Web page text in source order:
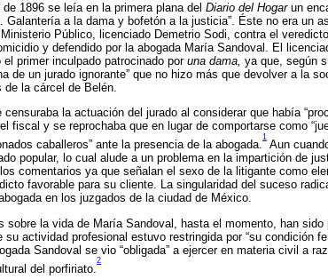
1896 se leía en la primera plana del Diario del Hogarun
Galantería a la dama y bofetón a la justicia”. Éste no era un
Público, licenciado Demetrio Sodi, contra el
y defendido por la abogada María Sandoval. El
el primer inculpado patrocinado por una dama, ya que, según
de un jurado ignorante” que no hizo más que devolver a la
de la cárcel de Belén.
la actuación del jurado al considerar que había
fiscal y se reprochaba que en lugar de comportarse como
caballeros” ante la presencia de la abogada.
1
Aun
popular, lo cual alude a un problema en la impartición de
comentarios ya que señalan el sexo de la litigante como
favorable para su cliente. La singularidad del suceso
en los juzgados de la ciudad de México.
sobre la vida de María Sandoval, hasta el momento, han
su actividad profesional estuvo restringida por “su condición
Sandoval se vio “obligada” a ejercer en materia civil a
del porfiriato.
2